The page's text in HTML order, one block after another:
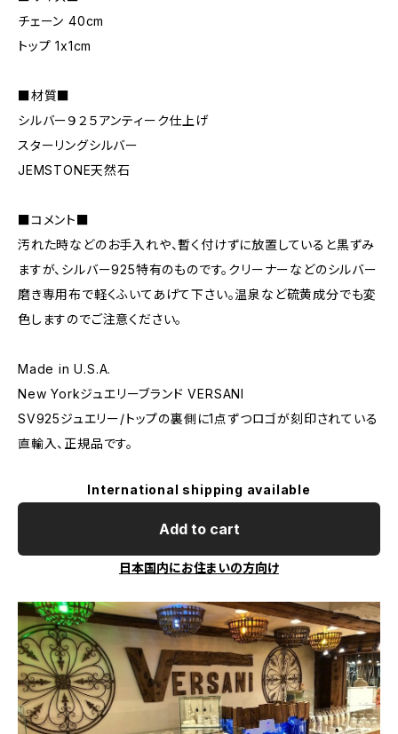
チェーン 40cm
トップ 1x1cm
■材質■
シルバー９２５アンティーク仕上げ
スターリングシルバー
JEMSTONE天然石
■コメント■
汚れた時などのお手入れや、暫く付けずに放置していると黒ずみ
ますが、シルバー925特有のものです。クリーナーなどのシルバー
磨き専用布で軽くふいてあげて下さい。温泉など硫黄成分でも変
色しますのでご注意ください。
Made in U.S.A.
New Yorkジュエリーブランド VERSANI
SV925ジュエリー/トップの裏側に1点ずつロゴが刻印されている
直輸入、正規品です。
International shipping available
Add to cart
日本国内にお住まいの方向け